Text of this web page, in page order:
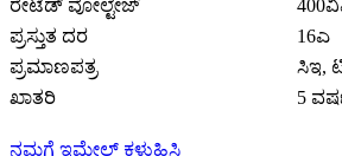
ರೇಟೆಡ್ ವೋಲ್ಟೇಜ್
ಪ್ರಸ್ತುತ ದರ
16ಎ
ಪ್ರಮಾಣಪತ್ರ
ಸಿಇ,
ಖಾತರಿ
5
ನಮಗೆ ಇಮೇಲ್ ಕಳುಹಿಸಿ